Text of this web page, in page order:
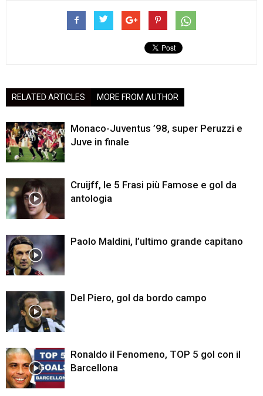
RELATED ARTICLES MORE FROM AUTHOR
Monaco-Juventus ’98, super Peruzzi e
Juve in finale
Cruijff, le 5 Frasi più Famose e gol da
antologia
Paolo Maldini, l’ultimo grande capitano
Del Piero, gol da bordo campo
Ronaldo il Fenomeno, TOP 5 gol con il
Barcellona